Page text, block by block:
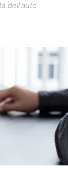
dell'auto